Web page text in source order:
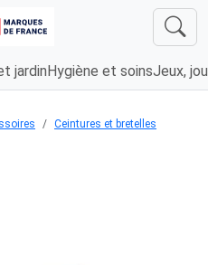
jardin Hygiène et soinsJeux,
Ceintures et bretelles